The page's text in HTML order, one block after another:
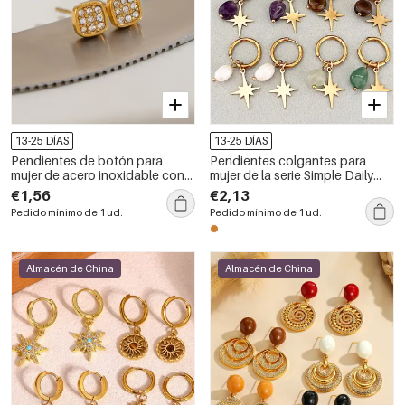
13-25 DÍAS
Pendientes de botón para
mujer de acero inoxidable con
circonita color oro, resistentes
al agua y con forma geométrica.
€1,56
Pedido mínimo de 1 ud.
13-25 DÍAS
Pendientes colgantes para
mujer de la serie Simple Daily
Beads Star, de acero
inoxidable, resistentes al agua,
color dorado y con piedras
naturales.
€2,13
Pedido mínimo de 1 ud.
Almacén de China Almacén de China